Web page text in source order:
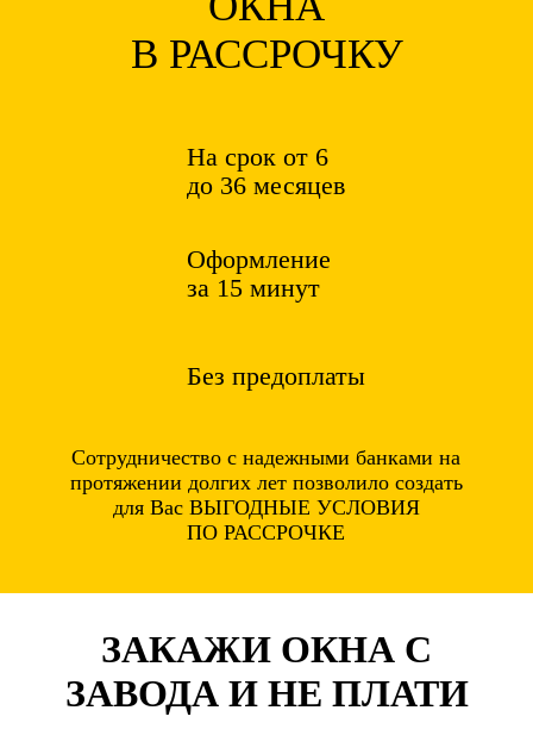
В РАССРОЧКУ
На срок от 6
до 36 месяцев
Оформление
за 15 минут
Без предоплаты
Сотрудничество с надежными банками на
протяжении долгих лет позволило создать
для Вас ВЫГОДНЫЕ УСЛОВИЯ
ПО РАССРОЧКЕ
ЗАКАЖИ ОКНА С
ЗАВОДА И НЕ ПЛАТИ